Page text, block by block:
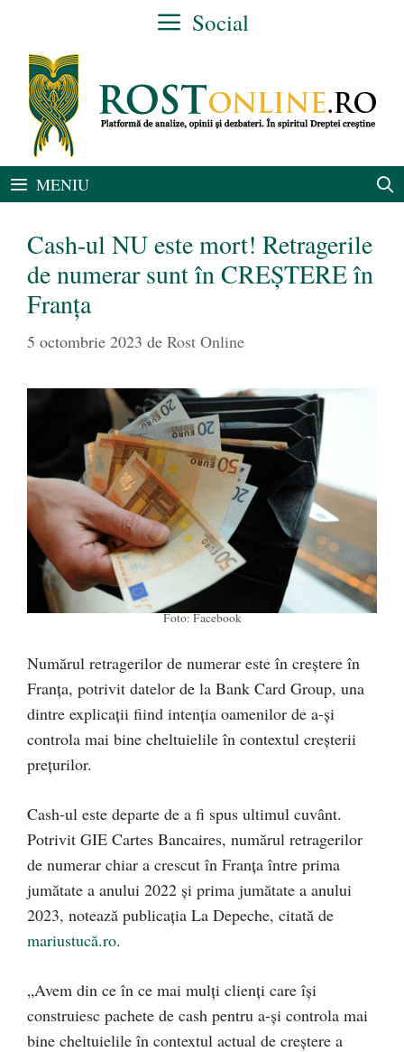
conținut
Social
MENIU
Cash-ul NU este mort! Retragerile
de numerar sunt în CREȘTERE în
Franța
5 octombrie 2023 de Rost Online
Foto: Facebook
Numărul retragerilor de numerar este în creștere în
Franța, potrivit datelor de la Bank Card Group, una
dintre explicații fiind intenția oamenilor de a-și
controla mai bine cheltuielile în contextul creșterii
prețurilor.
Cash-ul este departe de a fi spus ultimul cuvânt.
Potrivit GIE Cartes Bancaires, numărul retragerilor
de numerar chiar a crescut în Franța între prima
jumătate a anului 2022 și prima jumătate a anului
2023, notează publicația La Depeche, citată de
mariustucă.ro.
„Avem din ce în ce mai mulți clienți care își
construiesc pachete de cash pentru a-și controla mai
bine cheltuielile în contextul actual de creștere a